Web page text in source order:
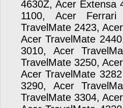
4630Z, Acer Extensa
1100, Acer
TravelMate 2423,
Acer TravelMate
3010, Acer
TravelMate 3250,
Acer TravelMate
3290, Acer
TravelMate 3304,